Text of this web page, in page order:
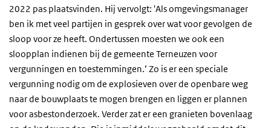
2022 pas plaatsvinden. Hij vervolgt: 'Als omgevingsmanager
ben ik met veel partijen in gesprek over wat voor gevolgen de
sloop voor ze heeft. Ondertussen moesten we ook een
sloopplan indienen bij de gemeente Terneuzen voor
vergunningen en toestemmingen.’ Zo is er een speciale
vergunning nodig om de explosieven over de openbare weg
naar de bouwplaats te mogen brengen en liggen er plannen
voor asbestonderzoek. Verder zat er een granieten bovenlaag